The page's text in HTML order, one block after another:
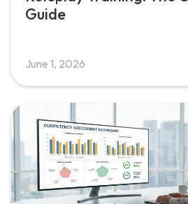
Guide
June 1, 2026